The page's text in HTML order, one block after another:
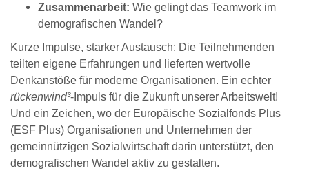
Zusammenarbeit: Wie gelingt das Teamwork im
demografischen Wandel?
Kurze Impulse, starker Austausch: Die Teilnehmenden
teilten eigene Erfahrungen und lieferten wertvolle
Denkanstöße für moderne Organisationen. Ein echter
rückenwind³-Impuls für die Zukunft unserer Arbeitswelt!
Und ein Zeichen, wo der Europäische Sozialfonds Plus
(ESF Plus) Organisationen und Unternehmen der
gemeinnützigen Sozialwirtschaft darin unterstützt, den
demografischen Wandel aktiv zu gestalten.